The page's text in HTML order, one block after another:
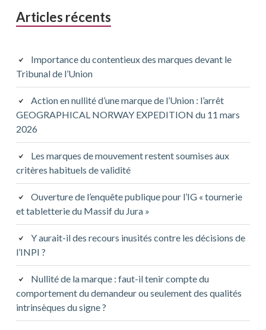
Articles récents
Importance du contentieux des marques devant le
Tribunal de l’Union
Action en nullité d’une marque de l’Union : l’arrêt
GEOGRAPHICAL NORWAY EXPEDITION du 11 mars
2026
Les marques de mouvement restent soumises aux
critères habituels de validité
Ouverture de l’enquête publique pour l’IG « tournerie
et tabletterie du Massif du Jura »
Y aurait-il des recours inusités contre les décisions de
l’INPI ?
Nullité de la marque : faut-il tenir compte du
comportement du demandeur ou seulement des qualités
intrinsèques du signe ?